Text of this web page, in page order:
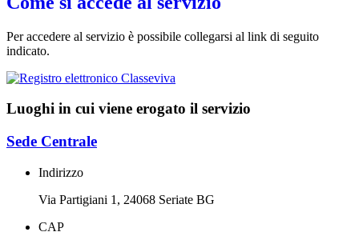
Per accedere al servizio è possibile collegarsi al link di seguito
indicato.
Luoghi in cui viene erogato il servizio
Sede Centrale
Indirizzo
Via Partigiani 1, 24068 Seriate BG
CAP